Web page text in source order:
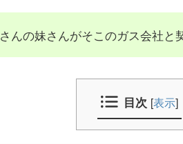
んの妹さんがそこのガス会社と
目次 [表示]